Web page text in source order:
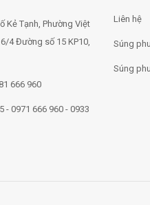
Kẻ Tạnh, Phường Việt
4 Đường số 15 KP10,
666 960
- 0971 666 960 - 0933
Liên hệ
Súng
Súng